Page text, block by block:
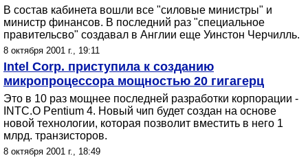
В состав кабинета вошли все "силовые министры" и
министр финансов. В последний раз "специальное
правительсво" создавал в Англии еще Уинстон Черчилль.
8 октября 2001 г., 19:11
Intel Corp. приступила к созданию
микропроцессора мощностью 20 гигагерц
Это в 10 раз мощнее последней разработки корпорации -
INTC.O Pentium 4. Новый чип будет создан на основе
новой технологии, которая позволит вместить в него 1
млрд. транзисторов.
8 октября 2001 г., 18:49